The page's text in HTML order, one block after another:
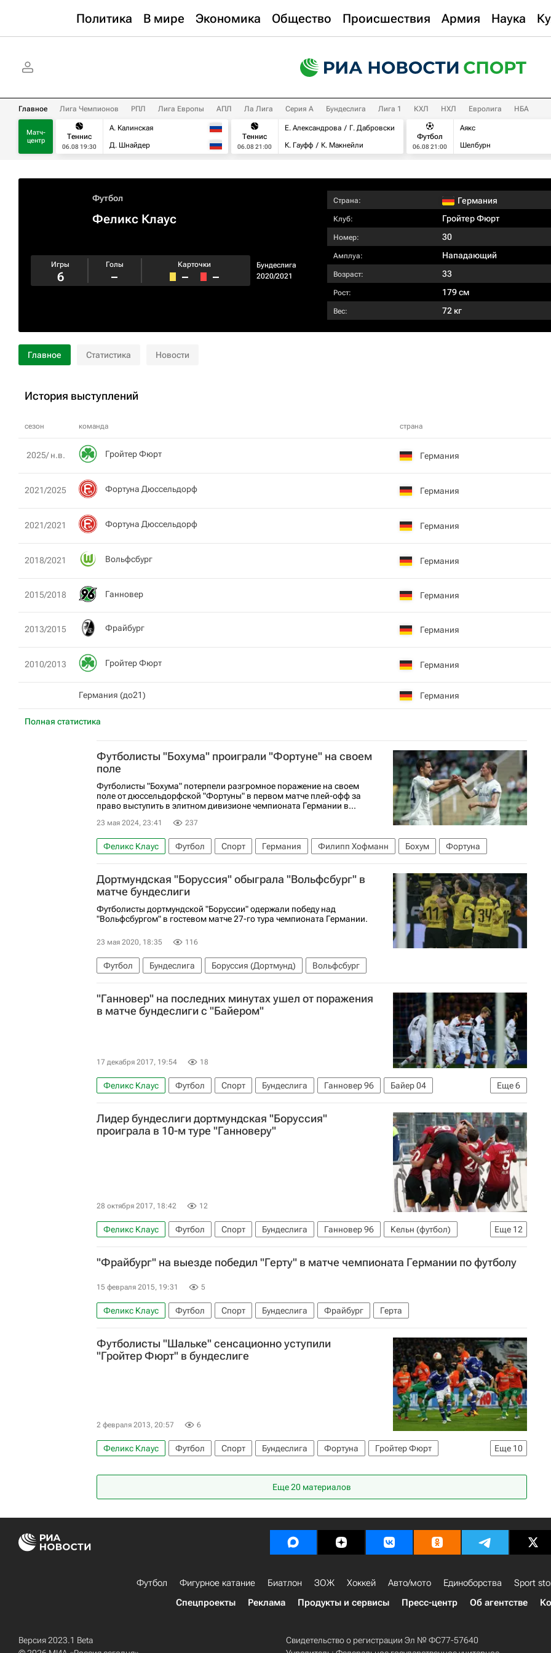
Политика В мире Экономика Общество Происшествия Армия Наука
Главное Лига Чемпионов РПЛ Лига Европы АПЛ Ла Лига Серия А Бундеслига Лига 1 КХЛ НХЛ Евролига НБА
Матч-
центр
Теннис
06.08 19:30
А. Калинская
Д. Шнайдер
Теннис
06.08 21:00
Е. Александрова
Г. Дабровски
К. Гауфф
К. Макнейли
Футбол
06.08 21:00
Аякс
Шелбурн
Футбол
Феликс Клаус
Бундеслига
2020/2021
Игры
6
Голы
–
Карточки
– –
Страна: Германия
Клуб: Гройтер Фюрт
Номер: 30
Амплуа: Нападающий
Возраст: 33
Рост: 179 см
Вес: 72 кг
Главное Статистика Новости
История выступлений
сезон команда страна
Полная статистика
2025/ н.в. Гройтер Фюрт Германия
2021/2025 Фортуна Дюссельдорф Германия
2021/2021 Фортуна Дюссельдорф Германия
2018/2021 Вольфсбург Германия
2015/2018 Ганновер Германия
2013/2015 Фрайбург Германия
2010/2013 Гройтер Фюрт Германия
Германия (до21) Германия
Футболисты "Бохума" проиграли "Фортуне" на своем
поле
Футболисты "Бохума" потерпели разгромное поражение на своем
поле от дюссельдорфской "Фортуны" в первом матче плей-офф за
право выступить в элитном дивизионе чемпионата Германии в...
23 мая 2024, 23:41 237
Феликс Клаус Футбол Спорт Германия Филипп Хофманн Бохум Фортуна
Дортмундская "Боруссия" обыграла "Вольфсбург" в
матче бундеслиги
Футболисты дортмундской "Боруссии" одержали победу над
"Вольфсбургом" в гостевом матче 27-го тура чемпионата Германии.
23 мая 2020, 18:35 116
Футбол Бундеслига Боруссия (Дортмунд) Вольфсбург
"Ганновер" на последних минутах ушел от поражения
в матче бундеслиги с "Байером"
17 декабря 2017, 19:54 18
Еще6
Феликс Клаус Футбол Спорт Бундеслига Ганновер 96
Байер 04
Леон Бэйли
Ила Бебу Юлиан Брандт Юлиан Корб
Никлас Фюллькруг
Адмир Мехмеди
Лидер бундеслиги дортмундская "Боруссия"
проиграла в 10-м туре "Ганноверу"
28 октября 2017, 18:42 12
Еще 12
Феликс Клаус Футбол Спорт Бундеслига Ганновер 96
Кельн (футбол)
Гамбург
Шальке 04 Герта Боруссия (Дортмунд)
Байер 04
Боруссия (Мёнхенгладбах)
Вольфсбург Хоффенхайм
Дан-Аксель Загаду
Ила Бебу
Жонатас де Жезус
"Фрайбург" на выезде победил "Герту" в матче чемпионата Германии по футболу
15 февраля 2015, 19:31 5
Феликс Клаус Футбол Спорт Бундеслига Фрайбург Герта
Футболисты "Шальке" сенсационно уступили
"Гройтер Фюрт" в бундеслиге
2 февраля 2013, 20:57 6
Еще 10
Феликс Клаус Футбол Спорт Бундеслига Фортуна
Гройтер Фюрт
Никола Джурджич Мишел Бастос
Еще 20 материалов
Футбол Фигурное катание Биатлон ЗОЖ Хоккей Авто/мото Единоборства Sport
Спецпроекты
Реклама Продукты и сервисы Пресс-центр Об агентстве
Версия 2023.1 Beta
Свидетельство о регистрации Эл № ФС77-57640